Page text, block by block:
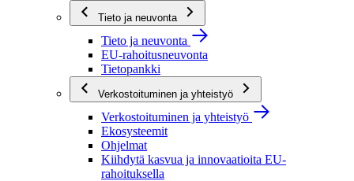
Tieto ja neuvonta
Tieto ja neuvonta
EU-rahoitusneuvonta
Tietopankki
Verkostoituminen ja yhteistyö
Verkostoituminen ja yhteistyö
Ekosysteemit
Ohjelmat
Kiihdytä kasvua ja innovaatioita EU-
rahoituksella